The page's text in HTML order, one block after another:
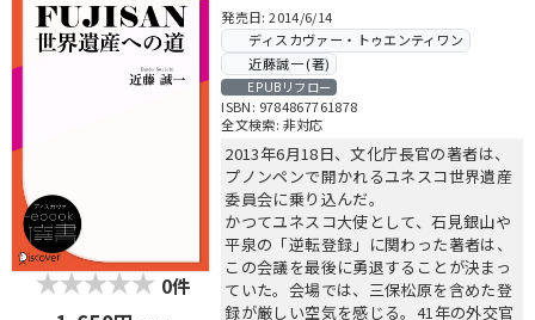
0件
発売日: 2014/6/14
ディスカヴァー・トゥエンティワン
近藤誠一 (著)
EPUBリフロー
ISBN: 9784867761878
全文検索: 非対応
2013年6月18日、文化庁長官の著者は、
プノンペンで開かれるユネスコ世界遺産
委員会に乗り込んだ。
かつてユネスコ大使として、石見銀山や
平泉の「逆転登録」に関わった著者は、
この会議を最後に勇退することが決まっ
ていた。会場では、三保松原を含めた登
録が厳しい空気を感じる。41年の外交官